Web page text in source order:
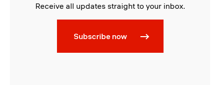
Receive all updates straight to your inbox.
Subscribe now